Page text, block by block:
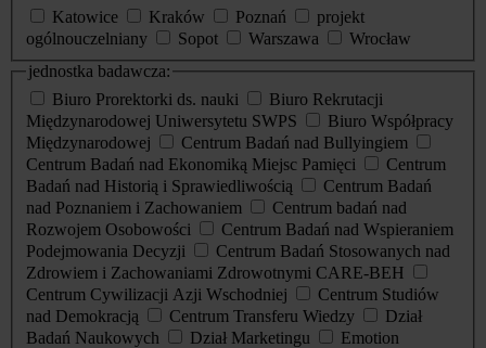
Katowice
Kraków Poznań
projekt
ogólnouczelniany
Sopot Warszawa
Wrocław
jednostka badawcza:
Biuro Prorektorki ds. nauki
Biuro Rekrutacji
Międzynarodowej Uniwersytetu SWPS
Biuro Współpracy
Międzynarodowej
Centrum Badań nad Bullyingiem
Centrum Badań nad Ekonomiką Miejsc Pamięci
Centrum
Badań nad Historią i Sprawiedliwością
Centrum Badań
nad Poznaniem i Zachowaniem
Centrum badań nad
Rozwojem Osobowości
Centrum Badań nad Wspieraniem
Podejmowania Decyzji
Centrum Badań Stosowanych nad
Zdrowiem i Zachowaniami Zdrowotnymi CARE-BEH
Centrum Cywilizacji Azji Wschodniej
Centrum Studiów
nad Demokracją
Centrum Transferu Wiedzy
Dział
Badań Naukowych
Dział Marketingu
Emotion